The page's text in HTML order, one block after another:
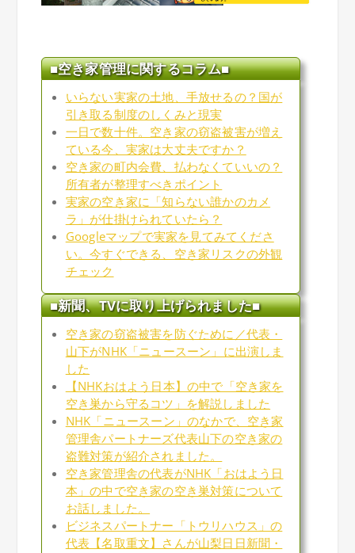
■空き家管理に関するコラム■
いらない実家の土地、手放せるの？国が
引き取る制度のしくみと現実
一日で数十件。空き家の窃盗被害が増え
ている今、実家は大丈夫ですか？
空き家の町内会費、払わなくていいの？
所有者が整理すべきポイント
実家の空き家に「知らない誰かのカメ
ラ」が仕掛けられていたら？
Googleマップで実家を見てみてくださ
い。今すぐできる、空き家リスクの外観
チェック
■新聞、TVに取り上げられました■
空き家の窃盗被害を防ぐために／代表・
山下がNHK「ニュースーン」に出演しま
した
【NHKおはよう日本】の中で「空き家を
空き巣から守るコツ」を解説しました
NHK「ニュースーン」のなかで、空き家
管理舎パートナーズ代表山下の空き家の
盗難対策が紹介されました。
空き家管理舎の代表がNHK「おはよう日
本」の中で空き家の空き巣対策について
お話しました。
ビジネスパートナー「トウリハウス」の
代表【名取重文】さんが山梨日日新聞・